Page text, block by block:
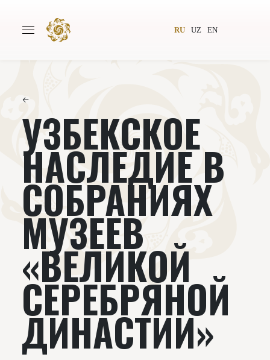
RU UZ EN
Авторы Всемирное общество
Издательство Новости
Проекты Подкасты
Книги Видеолекторий
←
УЗБЕКСКОЕ
НАСЛЕДИЕ В
СОБРАНИЯХ
МУЗЕЕВ
«ВЕЛИКОЙ
СЕРЕБРЯНОЙ
ДИНАСТИИ»